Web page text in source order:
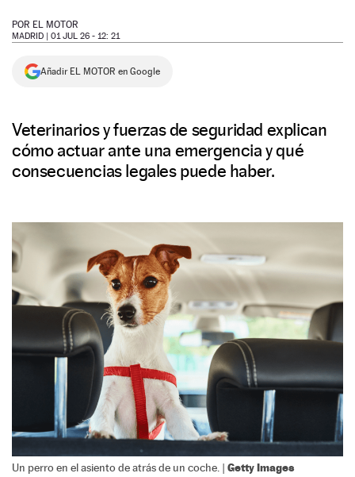
NEWSLETTER
SÍGUENOS
POR EL MOTOR
MADRID | 01 JUL 26 - 12: 21
Añadir EL MOTOR en Google
Veterinarios y fuerzas de seguridad explican
cómo actuar ante una emergencia y qué
consecuencias legales puede haber.
Un perro en el asiento de atrás de un coche. | Getty Images